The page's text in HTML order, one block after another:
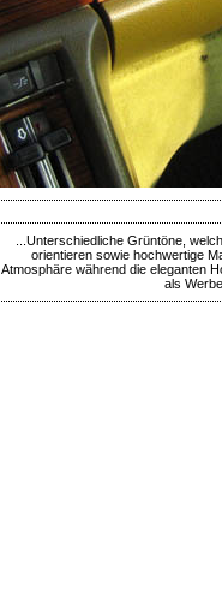
...Unterschiedliche Grüntöne,
orientieren sowie hochwertige
Atmosphäre während die eleganten
als